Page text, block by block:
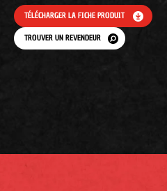
TÉLÉCHARGER LA FICHE PRODUIT
TROUVER UN REVENDEUR